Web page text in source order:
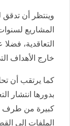
وينتظر أن تدقق
المشاريع
التعاقدية، فضلا
خارج الأهداف
كما يرتقب أن
بدورها انتشار
كبيرة من طرف
الملفات إلى